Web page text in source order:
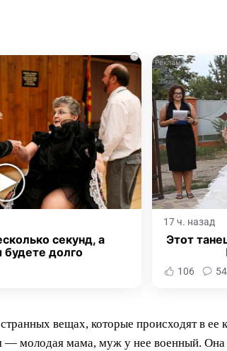
i
секунд, а
будете долго
17 ч. назад
Этот
106 54
вещах, которые происходят в
— молодая мама, муж у нее военный.